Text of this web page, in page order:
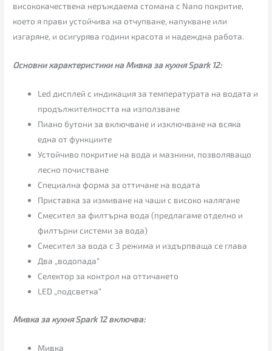
висококачествена неръждаема стомана с Nano покритие,
което я прави устойчива на отчупване, напукване или
изгаряне, и осигурява години красота и надеждна работа.
Основни характеристики на Мивка за кухня Spark 12:
Led дисплей с индикация за температурата на водата и
продължителността на използване
Пиано бутони за включване и изключване на всяка
една от функциите
Устойчиво покритие на вода и мазнини, позволяващо
лесно почистване
Специална форма за оттичане на водата
Приставка за измиване на чаши с високо налягане
Смесител за филтърна вода (предлагаме отделно и
филтърни системи за вода)
Смесител за вода с 3 режима и издърпваща се глава
Два „водопада“
Селектор за контрол на оттичането
LED „подсветка“
Мивка за кухня Spark 12 включва:
Мивка